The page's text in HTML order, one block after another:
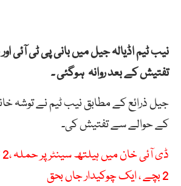
نیب ٹیم اڈیالہ جیل میں بانی پی ٹی آئی
تفتیش کے بعد روانہ ہوگئی ۔
جیل ذرائع کے مطابق نیب ٹیم نے توشہ
کے حوالے سے تفتیش کی۔
2 بچے ، ایک چوکیدار جاں بحق